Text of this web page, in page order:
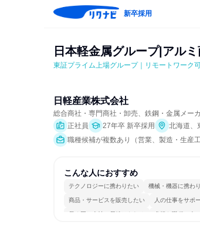
新卒採用
日本軽金属グループ|アル
東証プライム上場グループ｜リモートワーク
日軽産業株式会社
総合商社・専門商社・卸売、鉄鋼・金属メー
正社員
27年卒 新卒採用
北海道、
職種候補が複数あり（営業、製造・生産
こんな人におすすめ
テクノロジーに携わりたい 機械・機器に携わ
商品・サービスを販売したい 人の仕事をサポ
長く同じ会社に居続けられる 多様な職種の人